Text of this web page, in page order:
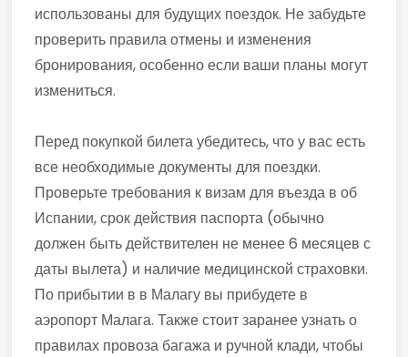
использованы для будущих поездок. Не забудьте
проверить правила отмены и изменения
бронирования, особенно если ваши планы могут
измениться.
Перед покупкой билета убедитесь, что у вас есть
все необходимые документы для поездки.
Проверьте требования к визам для въезда в об
Испании, срок действия паспорта (обычно
должен быть действителен не менее 6 месяцев с
даты вылета) и наличие медицинской страховки.
По прибытии в в Малагу вы прибудете в
аэропорт Малага. Также стоит заранее узнать о
правилах провоза багажа и ручной клади, чтобы